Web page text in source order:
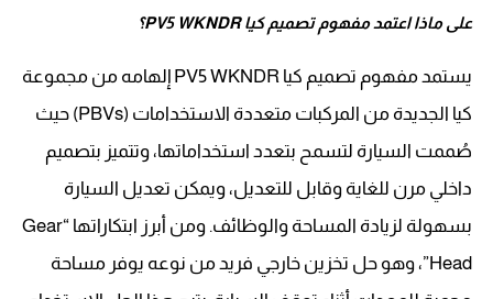
على ماذا اعتمد مفهوم تصميم كيا PV5 WKNDR؟
يستمد مفهوم تصميم كيا PV5 WKNDR إلهامه من مجموعة
كيا الجديدة من المركبات متعددة الاستخدامات (PBVs) حيث
صُممت السيارة لتسمح بتعدد استخداماتها، وتتميز بتصميم
داخلي مرن للغاية وقابل للتعديل، ويمكن تعديل السيارة
بسهولة لزيادة المساحة والوظائف. ومن أبرز ابتكاراتها “Gear
Head”، وهو حل تخزين خارجي فريد من نوعه يوفر مساحة